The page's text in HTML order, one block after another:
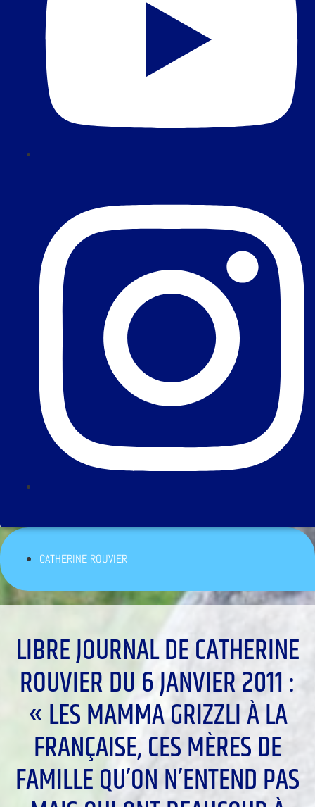
CATHERINE ROUVIER
LIBRE JOURNAL DE CATHERINE
ROUVIER DU 6 JANVIER 2011 :
« LES MAMMA GRIZZLI À LA
FRANÇAISE, CES MÈRES DE
FAMILLE QU’ON N’ENTEND PAS